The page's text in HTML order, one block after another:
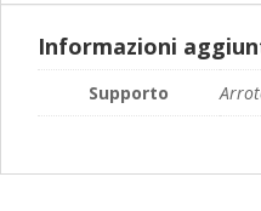
Informazioni
Supporto